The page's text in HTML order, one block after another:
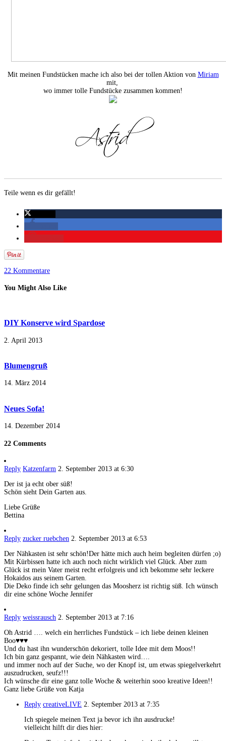
Mit meinen Fundstücken mache ich also bei der tollen Aktion von Miriam
mit,
wo immer tolle Fundstücke zusammen kommen!
Teile wenn es dir gefällt!
22 Kommentare
You Might Also Like
DIY Konserve wird Spardose
2. April 2013
Blumengruß
14. März 2014
Neues Sofa!
14. Dezember 2014
22 Comments
Reply Katzenfarm 2. September 2013 at 6:30
Der ist ja echt ober süß!
Schön sieht Dein Garten aus.
Liebe Grüße
Bettina
Reply zucker ruebchen 2. September 2013 at 6:53
Der Nähkasten ist sehr schön!Der hätte mich auch heim begleiten dürfen ;o)
Mit Kürbissen hatte ich auch noch nicht wirklich viel Glück. Aber zum
Glück ist mein Vater meist recht erfolgreis und ich bekomme sehr leckere
Hokaidos aus seinem Garten.
Die Deko finde ich sehr gelungen das Moosherz ist richtig süß. Ich wünsch
dir eine schöne Woche Jennifer
Reply weissrausch 2. September 2013 at 7:16
Oh Astrid …. welch ein herrliches Fundstück – ich liebe deinen kleinen
Boo♥♥♥
Und du hast ihn wunderschön dekoriert, tolle Idee mit dem Moos!!
Ich bin ganz gespannt, wie dein Nähkasten wird….
und immer noch auf der Suche, wo der Knopf ist, um etwas spiegelverkehrt
auszudrucken, seufz!!!
Ich wünsche dir eine ganz tolle Woche & weiterhin sooo kreative Ideen!!
Ganz liebe Grüße von Katja
Reply creativeLIVE 2. September 2013 at 7:35
Ich spiegele meinen Text ja bevor ich ihn ausdrucke!
vielleicht hilft dir dies hier: